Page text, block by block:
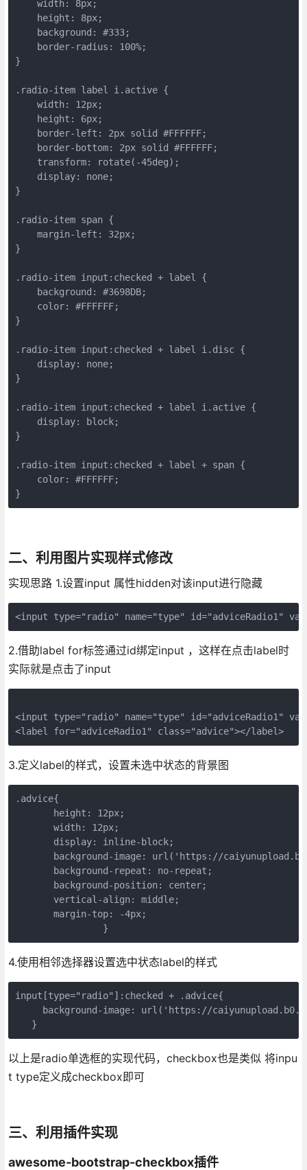
    width: 8px;
    height: 8px;
    background: #333;
    border-radius: 100%;
}
.radio-item label i.active {
    width: 12px;
    height: 6px;
    border-left: 2px solid #FFFFFF;
    border-bottom: 2px solid #FFFFFF;
    transform: rotate(-45deg);
    display: none;
}
.radio-item span {
    margin-left: 32px;
}
.radio-item input:checked + label {
    background: #3698DB;
    color: #FFFFFF;
}
.radio-item input:checked + label i.disc {
    display: none;
}
.radio-item input:checked + label i.active {
    display: block;
}
.radio-item input:checked + label + span {
    color: #FFFFFF;
}
二、利用图片实现样式修改
实现思路 1.设置input 属性hidden对该input进行隐藏
2.借助label for标签通过id绑定input ，这样在点击label时
实际就是点击了input
<input type="radio" name="type" id="adviceRadio1"
<label for="adviceRadio1" class="advice"></label>
3.定义label的样式，设置未选中状态的背景图
.advice{
       height: 12px;
       width: 12px;
       display: inline-block;
background-image: url('https://
       background-repeat: no-repeat;
       background-position: center;
       vertical-align: middle;
       margin-top: -4px;
4.使用相邻选择器设置选中状态label的样式
input[type="radio"]:checked + .advice{
background-image: url('https://
以上是radio单选框的实现代码，checkbox也是类似 将inpu
t type定义成checkbox即可
三、利用插件实现
awesome-bootstrap-checkbox插件